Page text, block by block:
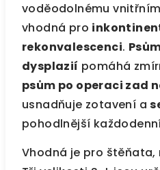
voděodolnému
vhodná pro
rekonvalescenci.
dysplazií pomáhá
psům po operaci zad
usnadňuje zotavení a
pohodlnější
Vhodná je pro štěňata,